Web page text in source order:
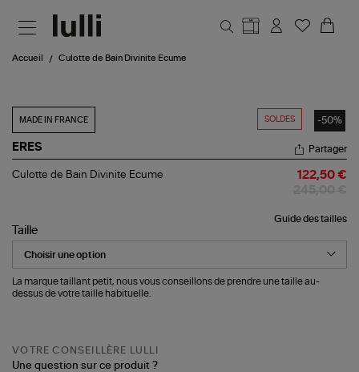
Accueil Culotte de Bain Divinite Ecume
SOLDES -50%
MADE IN FRANCE
ERES
Culotte
Ecume
Partager
Culotte de Bain Divinite Ecume 122,50 €
Guide des tailles
Taille
La marque taillant petit, nous vous conseillons de prendre une taille au-
dessus de votre taille habituelle.
VOTRE CONSEILLÈRE LULLI
Une question sur ce produit ?